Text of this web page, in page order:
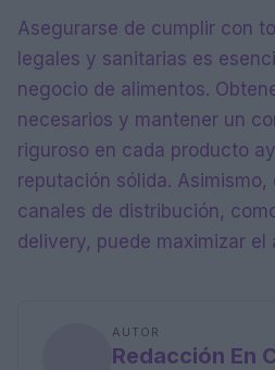
Asegurarse de cumplir con
legales y sanitarias es
negocio de alimentos.
necesarios y mantener un
riguroso en cada producto
reputación sólida.
canales de distribución,
delivery, puede maximizar
AUTOR
Redacción En